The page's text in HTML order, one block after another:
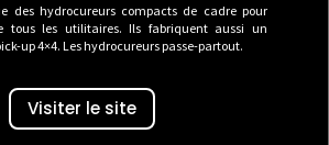
des hydrocureurs compacts de cadre pour
tous les utilitaires. Ils fabriquent aussi un
up 4×4. Les hydrocureurs passe-partout.
Visiter le site